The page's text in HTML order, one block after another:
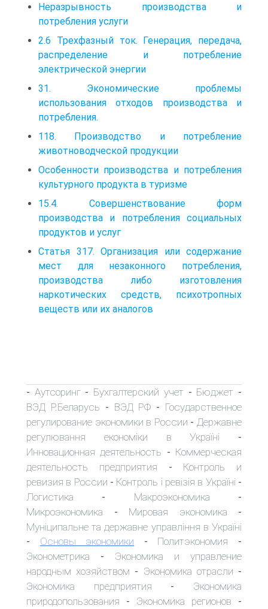
Неразрывность производства и
потребления услуги
2.6 Трехфазный ток. Генерация, передача,
распределение и потребление
электрической энергии
31. Экономические проблемы
использования отходов производства и
потребления.
118. Производство и потребление
животноводческой продукции
Особенности производства и потребления
культурного продукта в туризме
15.4. Совершенствование форм
производства и потребления социальных
продуктов и услуг
Статья 317. Организация или содержание
мест для незаконного потребления,
производства либо изготовления
наркотических средств, психотропных
веществ или их аналогов
- Аутсоринг- Бухгалтерский учет - Бюджет -
ВЭД Р.Беларусь - ВЭД РФ - Государственное
регулирование экономики в России - Державне
регулювання економіки в Україні -
Инновационная деятельность - Коммерческая
деятельность предприятия - Контроль и
ревизия в России - Контроль і ревізія в Україні -
Логистика - Макроэкономика -
Микроэкономика - Мировая экономика -
Муніципальне та державне управління в Україні
- Основы экономики - Политэкономия -
Эконометрика - Экономика и управление
народным хозяйством - Экономика отрасли -
Экономика предприятия - Экономика
природопользования - Экономика регионов -